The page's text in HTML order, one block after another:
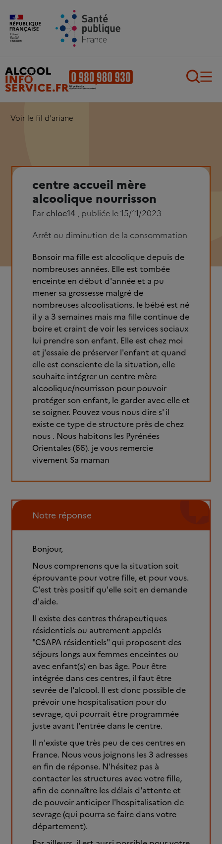
Aller au contenu principal
Voir le fil d'ariane
centre accueil mère
alcoolique nourrisson
Par chloe14 , publiée le 15/11/2023
Arrêt ou diminution de la consommation
Bonsoir ma fille est alcoolique depuis de
nombreuses années. Elle est tombée
enceinte en début d'année et a pu
mener sa grossesse malgré de
nombreuses alcoolisations. le bébé est né
il y a 3 semaines mais ma fille continue de
boire et craint de voir les services sociaux
lui prendre son enfant. Elle est chez moi
et j'essaie de préserver l'enfant et quand
elle est consciente de la situation, elle
souhaite intégrer un centre mère
alcoolique/nourrisson pour pouvoir
protéger son enfant, le garder avec elle et
se soigner. Pouvez vous nous dire s' il
existe ce type de structure près de chez
nous . Nous habitons les Pyrénées
Orientales (66). je vous remercie
vivement Sa maman
Notre réponse
Bonjour,
Nous comprenons que la situation soit
éprouvante pour votre fille, et pour vous.
C'est très positif qu'elle soit en demande
d'aide.
Il existe des centres thérapeutiques
résidentiels ou autrement appelés
"CSAPA résidentiels" qui proposent des
séjours longs aux femmes enceintes ou
avec enfant(s) en bas âge. Pour être
intégrée dans ces centres, il faut être
sevrée de l'alcool. Il est donc possible de
prévoir une hospitalisation pour du
sevrage, qui pourrait être programmée
juste avant l'entrée dans le centre.
Il n'existe que très peu de ces centres en
France. Nous vous joignons les 3 adresses
en fin de réponse. N'hésitez pas à
contacter les structures avec votre fille,
afin de connaître les délais d'attente et
de pouvoir anticiper l'hospitalisation de
sevrage (qui pourra se faire dans votre
département).